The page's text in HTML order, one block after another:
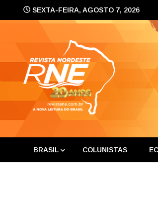
SEXTA-FEIRA, AGOSTO 7, 2026
A nova leitura do Brasil
BRASIL COLUNISTAS